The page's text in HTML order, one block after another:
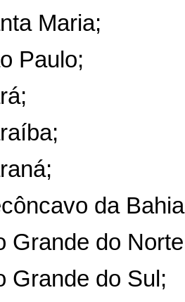
Maria;
Paulo;
da
Grande do
Grande do Sul;